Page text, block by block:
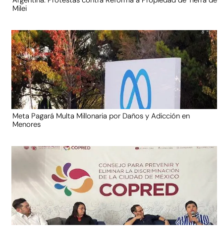
Milei
Meta Pagará Multa Millonaria por Daños y Adicción en
Menores